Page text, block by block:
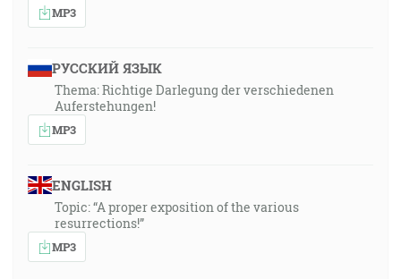
MP3
РУССКИЙ ЯЗЫК
Thema: Richtige Darlegung der verschiedenen
Auferstehungen!
MP3
ENGLISH
Topic: “A proper exposition of the various
resurrections!”
MP3